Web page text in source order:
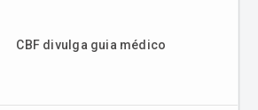
CBF divulga guia médico